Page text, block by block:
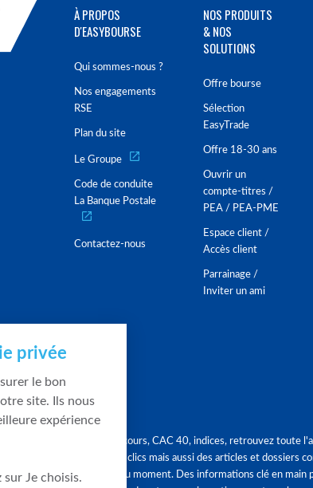
À PROPOS
D'EASYBOURSE
Qui sommes-nous ?
Nos engagements
RSE
Plan du site
Le Groupe
Code de conduite
La Banque Postale
Contactez-nous
NOS PRODUITS
& NOS
SOLUTIONS
Offre bourse
Sélection
EasyTrade
Offre 18-30 ans
Ouvrir un
compte-titres /
PEA / PEA-PME
Espace client /
Accès client
Parrainage /
Inviter un ami
Graphique, cours, CAC 40, indices, retrouvez toute
en quelques clics mais aussi des articles et dossiers
tendances du moment. Des informations clé en main
privée
le bon
site. Ils nous
expérience
Je choisis.